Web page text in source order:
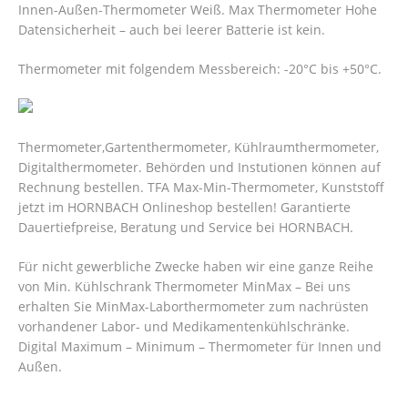
Innen-Außen-Thermometer Weiß. Max Thermometer Hohe
Datensicherheit – auch bei leerer Batterie ist kein.
Thermometer mit folgendem Messbereich: -20°C bis +50°C.
Thermometer,Gartenthermometer, Kühlraumthermometer,
Digitalthermometer. Behörden und Instutionen können auf
Rechnung bestellen. TFA Max-Min-Thermometer, Kunststoff
jetzt im HORNBACH Onlineshop bestellen! Garantierte
Dauertiefpreise, Beratung und Service bei HORNBACH.
Für nicht gewerbliche Zwecke haben wir eine ganze Reihe
von Min. Kühlschrank Thermometer MinMax – Bei uns
erhalten Sie MinMax-Laborthermometer zum nachrüsten
vorhandener Labor- und Medikamentenkühlschränke.
Digital Maximum – Minimum – Thermometer für Innen und
Außen.